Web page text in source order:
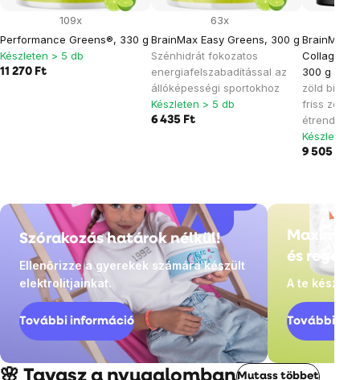
Performance Greens®, 330 g
109x
Készleten > 5 db
11 270 Ft
BrainMax Easy Greens, 300 g
Szénhidrát fokozatos
energiafelszabadítással az
állóképességi sportokhoz
63x
Készleten > 5 db
6 435 Ft
BrainMax
Collagen
300 g
zöld bio
friss
étrend-
Készleten
9 505 Ft
Szórakozás határok nélkül!
Ellenőrizze a gyerekek számára készült
elektrolitjainkat.
További információ
és
A te
További
Mutass többet